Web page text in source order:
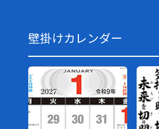
壁掛けカレンダー